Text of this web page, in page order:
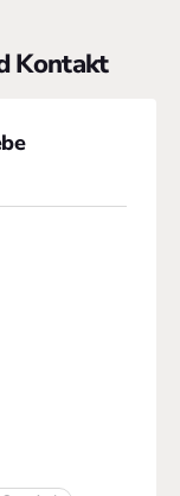
Kontakt